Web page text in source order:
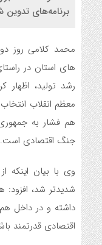
برنامه‌های تدوین شده،۲۳ ابرپروژه را
محمد کلامی روز
های استان در
معظم انقلاب
جنگ اقتصادی است.
شدیدتر شد،
داشته و در داخل هم
اقتصادی قدرتمند